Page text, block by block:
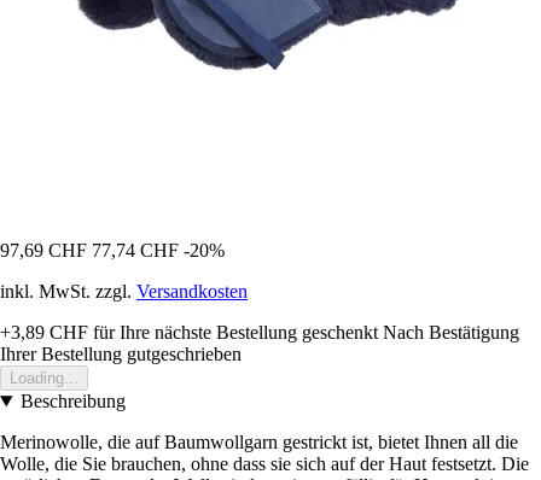
97,69 CHF 77,74 CHF -20%
inkl. MwSt. zzgl. Versandkosten
+3,89 CHF für Ihre nächste Bestellung geschenkt Nach Bestätigung
Ihrer Bestellung gutgeschrieben
Loading...
Beschreibung
Merinowolle, die auf Baumwollgarn gestrickt ist, bietet Ihnen all die
Wolle, die Sie brauchen, ohne dass sie sich auf der Haut festsetzt. Die